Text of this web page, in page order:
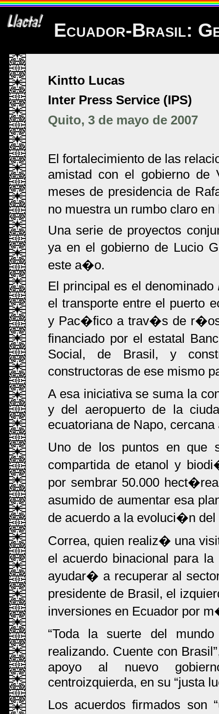
Ecuador-Brasil:
Kintto Lucas
Inter Press Service (IPS)
Quito, 3 de mayo de 2007
El fortalecimiento de las
amistad con el gobierno de
meses de presidencia de
no muestra un rumbo claro
Una serie de proyectos
ya en el gobierno de Lucio
este a�o.
El principal es el denominado
el transporte entre el puerto
y Pac�fico a trav�s de
financiado por el estatal
Social, de Brasil, y
constructoras de ese mismo
A esa iniciativa se suma la
y del aeropuerto de la
ecuatoriana de Napo,
Uno de los puntos en
compartida de etanol y
por sembrar 50.000
asumido de aumentar esa
de acuerdo a la evoluci�n del
Correa, quien realiz� una
el acuerdo binacional para
ayudar� a recuperar al
presidente de Brasil, el
inversiones en Ecuador por
Toda la suerte del
realizando. Cuente con Brasil
apoyo al nuevo
centroizquierda, en su justa
Los acuerdos firmados son